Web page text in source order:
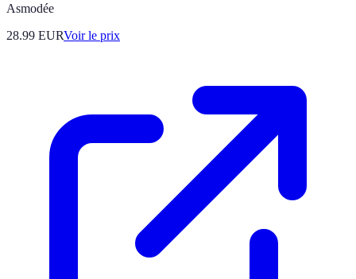
Asmodée
28.99 EURVoir le prix